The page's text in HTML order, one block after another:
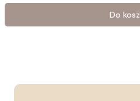
Do